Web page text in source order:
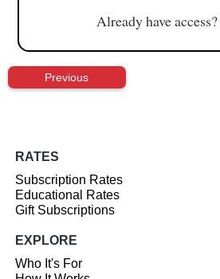
Already have access?
Previous
RATES
Subscription Rates
Educational Rates
Gift Subscriptions
EXPLORE
Who It's For